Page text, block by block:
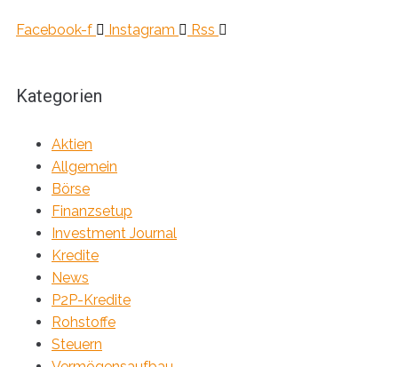
Facebook-f Instagram Rss
Kategorien
Aktien
Allgemein
Börse
Finanzsetup
Investment Journal
Kredite
News
P2P-Kredite
Rohstoffe
Steuern